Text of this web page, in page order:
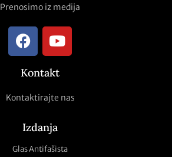
Prenosimo iz medija
Kontakt
Kontaktirajte nas
Izdanja
Glas Antifašista